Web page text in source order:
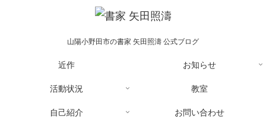
山陽小野田市の書家 矢田照濤 公式ブログ
近作 お知らせ
活動状況 教室
自己紹介 お問い合わせ